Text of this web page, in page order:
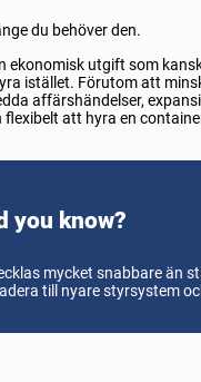
du behöver den.
ekonomisk utgift som
istället. Förutom att
affärshändelser,
flexibelt att hyra en
you know?
mycket snabbare än
till nyare styrsystem